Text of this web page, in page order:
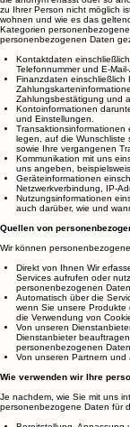
Wenn wir den Begriff
Informationen, die Sie oder
Verbindung gebracht werden
die anonym erfasst oder so
zu Ihrer Person nicht möglich
wohnen und wie es das
Kategorien
personenbezogenen Daten
Kontaktdaten
Telefonnummer und E-
Finanzdaten einschließlich
Zahlungsbestätigung und
Kontoinformationen
und Einstellungen.
Transaktionsinformationen
legen, auf die Wunschliste
sowie Ihre vergangenen
Kommunikation mit uns
uns angeben,
Geräteinformationen
Netzwerkverbindung, IP-
Nutzungsinformationen
auch darüber, wie und
Quellen von
Wir können
Direkt von Ihnen Wir
Services aufrufen oder
personenbezogenen
Automatisch über die
wenn Sie unsere Produkte
die Verwendung von
Von unseren
Dienstanbieter
personenbezogenen
Von unseren Partnern und
Wie verwenden wir Ihre